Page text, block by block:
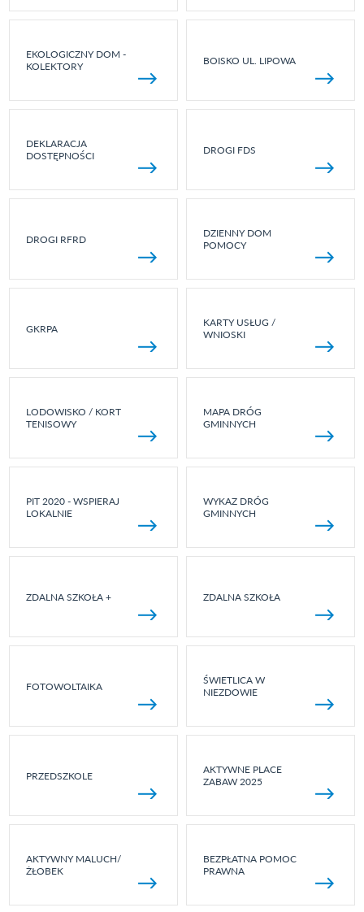
EKOLOGICZNY DOM -
KOLEKTORY
BOISKO UL. LIPOWA
DEKLARACJA
DOSTĘPNOŚCI
DROGI FDS
DROGI RFRD
DZIENNY DOM
POMOCY
GKRPA
KARTY USŁUG /
WNIOSKI
LODOWISKO / KORT
TENISOWY
MAPA DRÓG
GMINNYCH
PIT 2020 - WSPIERAJ
LOKALNIE
WYKAZ DRÓG
GMINNYCH
ZDALNA SZKOŁA + ZDALNA SZKOŁA
FOTOWOLTAIKA
ŚWIETLICA W
NIEZDOWIE
PRZEDSZKOLE
AKTYWNE PLACE
ZABAW 2025
AKTYWNY MALUCH/
ŻŁOBEK
BEZPŁATNA POMOC
PRAWNA